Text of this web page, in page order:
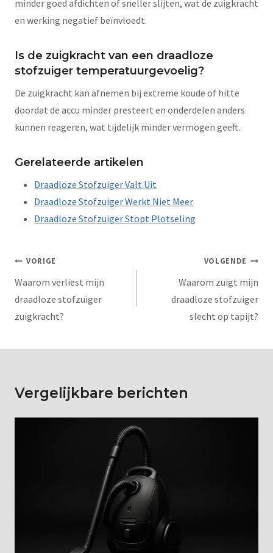
minder goed afdichten of sneller slijten, wat de zuigkracht
en werking negatief beïnvloedt.
Is de zuigkracht van een draadloze
stofzuiger temperatuurgevoelig?
De zuigkracht kan afnemen bij extreme koude of hitte
doordat de accu minder presteert en onderdelen anders
kunnen reageren, wat tijdelijk minder vermogen geeft.
Gerelateerde artikelen
Draadloze Stofzuiger Valt Uit
Draadloze Stofzuiger Werkt Niet Meer
Draadloze Stofzuiger Stopt Plotseling
VORIGE
Waarom verliest mijn
draadloze stofzuiger
zuigkracht?
VOLGENDE
Waarom zuigt mijn
draadloze stofzuiger
slecht op tapijt?
Vergelijkbare berichten